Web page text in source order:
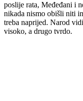
poslije rata, Međeđani i
nikada nismo obišli niti
treba naprijed. Narod
visoko, a drugo tvrdo.